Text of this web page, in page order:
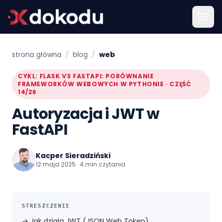
strona główna / blog / web
CYKL: FLASK VS FASTAPI: PORÓWNANIE
FRAMEWORKÓW WEBOWYCH W PYTHONIE · CZĘŚĆ
14/26
Autoryzacja i JWT w
FastAPI
Kacper Sieradziński
12 maja 2025 · 4 min czytania
STRESZCZENIE